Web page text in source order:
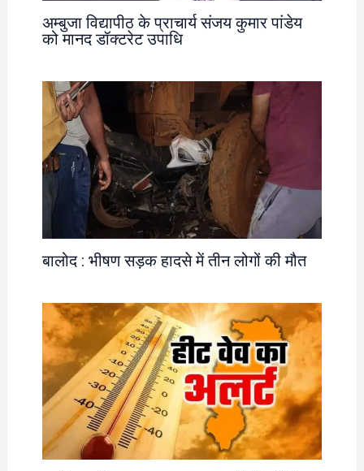
अम्बुजा विद्यापीठ के प्राचार्य संजय कुमार पांडेय
को मानद डॉक्टरेट उपाधि
बालोद : भीषण सड़क हादसे में तीन लोगों की मौत